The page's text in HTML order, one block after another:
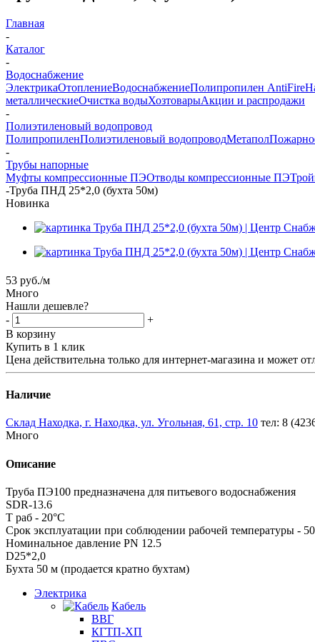
Главная
-
Каталог
-
Водоснабжение
ЭлектрикаОтоплениеВодоснабжениеПолипропилен AntiFire
металлическиеОчистка водыХозтоварыАкции и распродажи
-
Полиэтиленовый водопровод
ПолипропиленПолиэтиленовый водопроводМетапол
-
Трубы напорные
Муфты компрессионные ПЭОтводы компрессионные ПЭ
-Труба ПНД 25*2,0 (бухта 50м)
Новинка
53 руб./м
Много
Нашли дешевле?
-
+
В корзину
Купить в 1 клик
Цена действительна только для интернет-магазина и может
Наличие
Склад Находка, г. Находка, ул. Угольная, 61, стр. 10 тел: 8
Много
Описание
Труба ПЭ100 предназначена для питьевого водоснабжения
SDR-13.6
Т раб - 20°С
Срок эксплуатации при соблюдении рабочей температуры -
Номинальное давление PN 12.5
D25*2,0
Бухта 50 м (продается кратно бухтам)
Электрика
Кабель
ВВГ
КГТП-ХП